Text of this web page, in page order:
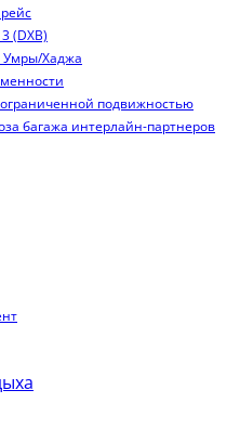
(DXB)
Умры/Хаджа
подвижностью
багажа интерлайн-партнеров